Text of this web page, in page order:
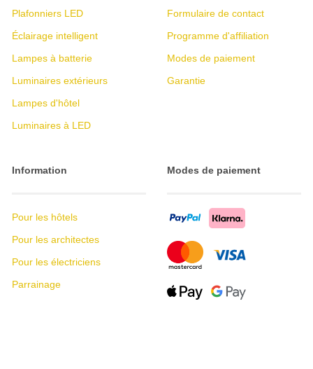
Plafonniers LED
Éclairage intelligent
Lampes à batterie
Luminaires extérieurs
Lampes d'hôtel
Luminaires à LED
Formulaire de contact
Programme d'affiliation
Modes de paiement
Garantie
Information
Pour les hôtels
Pour les architectes
Pour les électriciens
Parrainage
Modes de paiement